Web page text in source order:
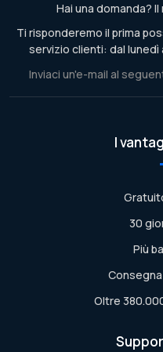
Hai una domanda?
Ti risponderemo il prima
servizio clienti: dal lunedì
Inviaci un'e-mail al
I
30
Più
Oltre